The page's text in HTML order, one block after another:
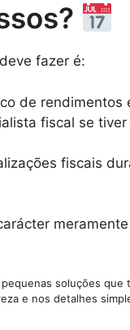
fazer é:
de rendimentos
fiscal se
fiscais
soluções que
e nos detalhes